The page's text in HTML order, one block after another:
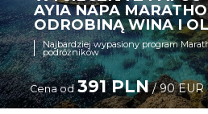
AYIA NAPA
ODROBINĄ WINA I
Najbardziej wypasiony program
podróżników
Cena od 391 PLN/ 90 EUR